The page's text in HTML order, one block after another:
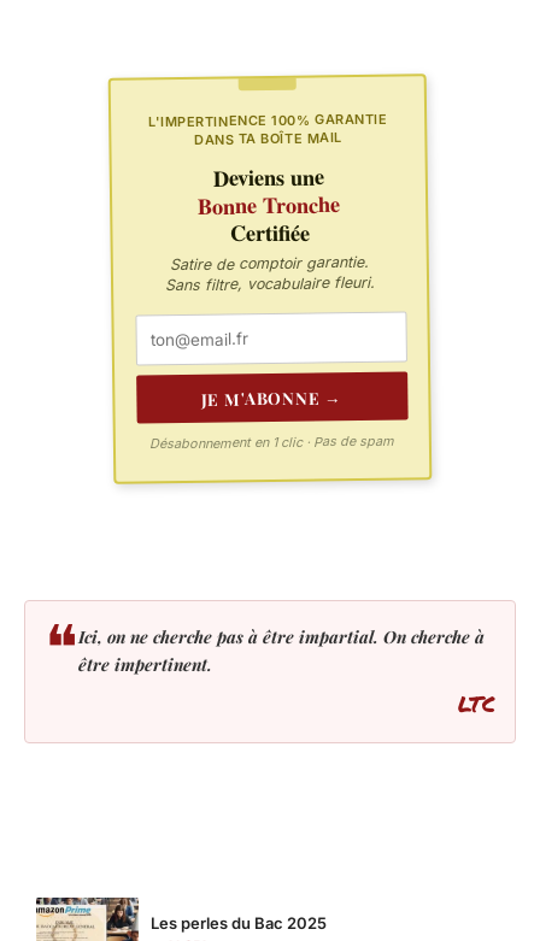
L'IMPERTINENCE 100% GARANTIE
DANS TA BOÎTE MAIL
Deviens une
Bonne Tronche
Certifiée
Satire de comptoir garantie.
Sans filtre, vocabulaire fleuri.
JE M'ABONNE →
Désabonnement en 1 clic · Pas de spam
❝Ici, on ne cherche pas à être impartial. On cherche à
être impertinent.
LTC
Les perles du Bac 2025